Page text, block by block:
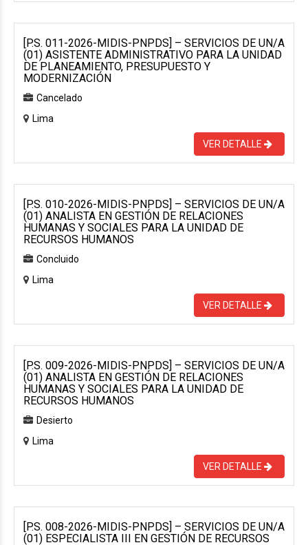
[P.S. 011-2026-MIDIS-PNPDS] – SERVICIOS DE UN/A
(01) ASISTENTE ADMINISTRATIVO PARA LA UNIDAD
DE PLANEAMIENTO, PRESUPUESTO Y
MODERNIZACIÓN
Cancelado
Lima
VER DETALLE
[P.S. 010-2026-MIDIS-PNPDS] – SERVICIOS DE UN/A
(01) ANALISTA EN GESTIÓN DE RELACIONES
HUMANAS Y SOCIALES PARA LA UNIDAD DE
RECURSOS HUMANOS
Concluido
Lima
VER DETALLE
[P.S. 009-2026-MIDIS-PNPDS] – SERVICIOS DE UN/A
(01) ANALISTA EN GESTIÓN DE RELACIONES
HUMANAS Y SOCIALES PARA LA UNIDAD DE
RECURSOS HUMANOS
Desierto
Lima
VER DETALLE
[P.S. 008-2026-MIDIS-PNPDS] – SERVICIOS DE UN/A
(01) ESPECIALISTA III EN GESTIÓN DE RECURSOS